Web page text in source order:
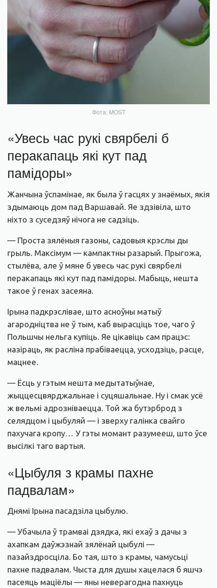
Фота: MOST
«Увесь час рукі свярбелі б
перакапаць які кут пад
памідоры»
Жанчына ўспамінае, як была ў гасцях у знаёмых, якія
здымаюць дом пад Варшавай. Яе здзівіла, што
ніхто з суседзяў нічога не садзіць.
— Проста зялёныя газоны, садовыя крэслы ды
грыль. Максімум — кампактны разарый. Прыгожа,
стылёва, але ў мяне б увесь час рукі свярбелі
перакапаць які кут пад памідоры. Мабыць, нешта
такое ў генах засеяна.
Ірына падкрэслівае, што асноўны матыў
агародніцтва не ў тым, каб вырасціць тое, чаго ў
Польшчы нельга купіць. Яе цікавіць сам працэс:
назіраць, як расліна прабіваецца, усходзіць, расце,
мацнее.
— Ёсць у гэтым нешта медытатыўнае,
жыццесцвярджальнае і суцяшальнае. Ну і смак усё
ж вельмі адрозніваецца. Той жа бутэрброд з
селядцом і цыбуляй — і зверху галінка свайго
пахучага кропу… У гэты момант разумееш, што ўсе
высілкі таго вартыя.
«Цыбуля з крамы пахне
падвалам»
Днямі Ірына пасадзіла цыбулю.
— Убачыла ў трамваі дзядка, які ехаў з дачы з
ахапкам даўжэзнай зялёнай цыбулі —
пазайздросціла. Бо тая, што з крамы, чамусьці
пахне падвалам. Чыста для душы хацелася б яшчэ
пасеяць маціёлы — яны неверагодна пахнуць